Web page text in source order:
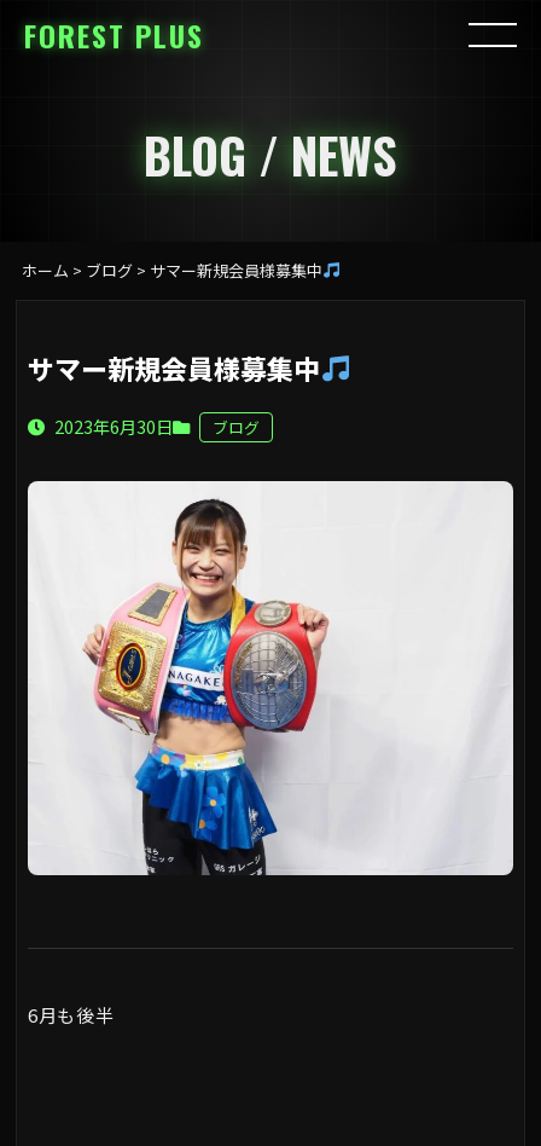
FOREST PLUS
BLOG / NEWS
ホーム > ブログ> サマー新規会員様募集中
サマー新規会員様募集中
2023年6月30日 ブログ
6月も後半